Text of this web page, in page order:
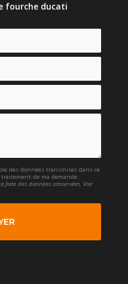
fourche ducati
des données transmises dans ce
de ma demande.
faite des données conservées. Voir